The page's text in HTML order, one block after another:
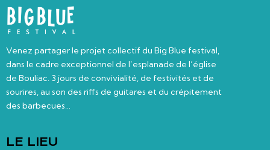
Venez partager le projet collectif du Big Blue festival,
dans le cadre exceptionnel de l’esplanade de l’église
de Bouliac. 3 jours de convivialité, de festivités et de
sourires, au son des riffs de guitares et du crépitement
des barbecues…
LE LIEU